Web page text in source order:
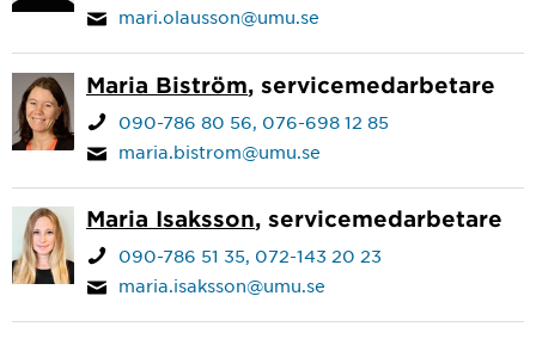
mari.olausson@umu.se
Maria Biström, servicemedarbetare
090-786 80 56 076-698 12 85
maria.bistrom@umu.se
Maria Isaksson, servicemedarbetare
090-786 51 35 072-143 20 23
maria.isaksson@umu.se